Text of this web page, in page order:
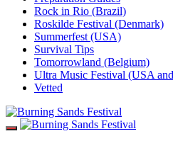
Rock in Rio (Brazil)
Roskilde Festival (Denmark)
Summerfest (USA)
Survival Tips
Tomorrowland (Belgium)
Ultra Music Festival (USA
Vetted